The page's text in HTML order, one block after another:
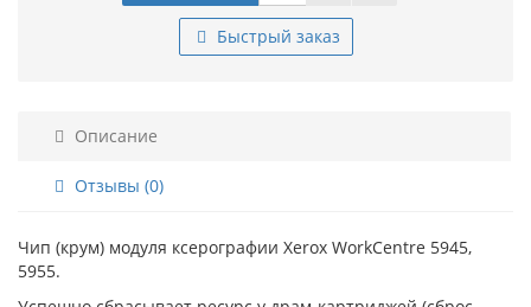
Быстрый заказ
Описание
Отзывы (0)
Чип (крум) модуля ксерографии Xerox WorkCentre 5945,
5955.